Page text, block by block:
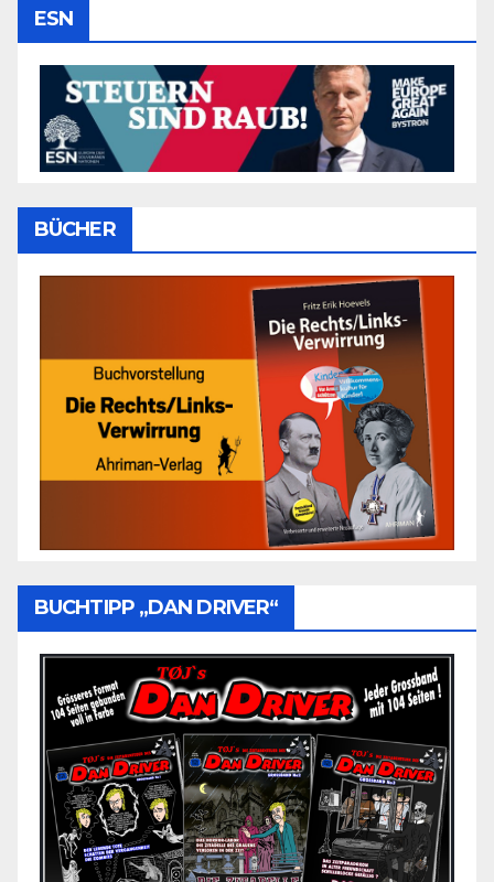
ESN
BÜCHER
BUCHTIPP „DAN DRIVER“